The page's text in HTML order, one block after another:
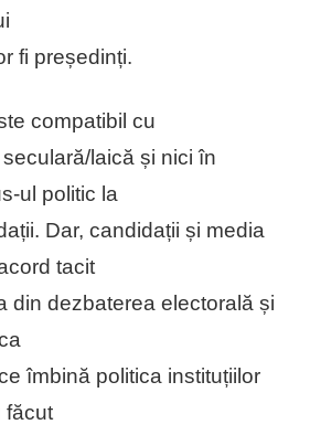
fi președinți.
compatibil cu
laică și nici în
ul politic la
Dar, candidații și media
tacit
din dezbaterea electorală și
îmbină politica instituțiilor
făcut